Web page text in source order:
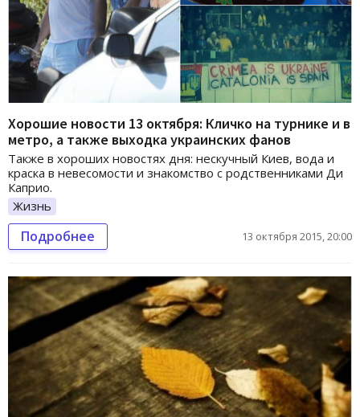
Хорошие новости 13 октября: Кличко на турнике и в
метро, а также выходка украинских фанов
Также в хороших новостях дня: нескучный Киев, вода и
краска в невесомости и знакомство с родственниками Ди
Каприо.
Жизнь
Подробнее 13 октября 2015, 20:00